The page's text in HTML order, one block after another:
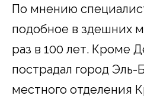
По мнению
подобное в здешних
раз в 100 лет. Кроме
пострадал город
местного отделения